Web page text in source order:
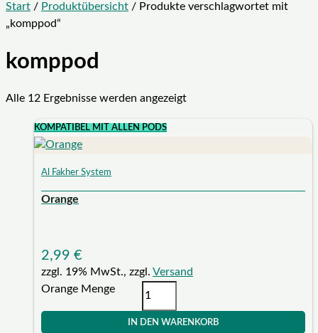
Start / Produktübersicht / Produkte verschlagwortet mit
„komppod“
komppod
Alle 12 Ergebnisse werden angezeigt
KOMPATIBEL MIT ALLEN PODS
Al Fakher System
Orange
2,99 €
zzgl. 19% MwSt., zzgl. Versand
Orange Menge
IN DEN WARENKORB